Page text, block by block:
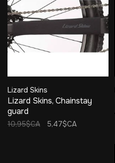
Lizard Skins
Lizard Skins, Chainstay
guard
10,95$CA 5,47$CA